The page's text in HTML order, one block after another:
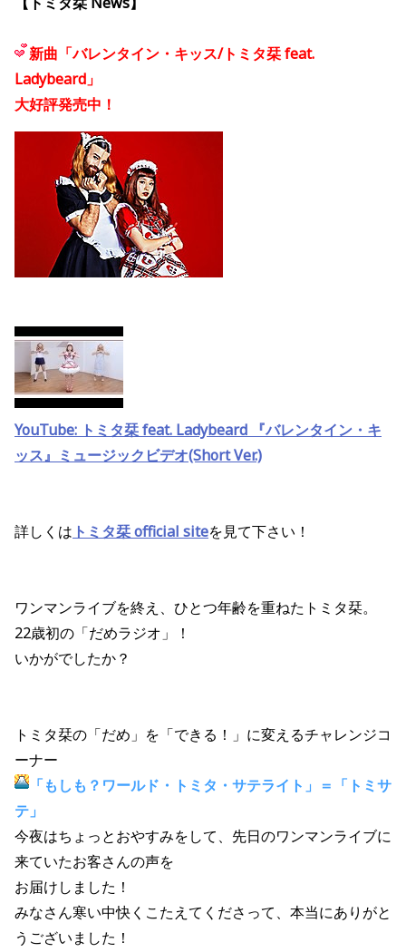
新曲「バレンタイン・キッス/トミタ栞 feat.
Ladybeard」
大好評発売中！
YouTube: トミタ栞 feat. Ladybeard 『バレンタイン・キ
ッス』ミュージックビデオ(Short Ver.)
詳しくは トミタ栞 official siteを見て下さい！
ワンマンライブを終え、ひとつ年齢を重ねたトミタ栞。
22歳初の「だめラジオ」！
いかがでしたか？
トミタ栞の「だめ」を「できる！」に変えるチャレンジコ
ーナー
「もしも？ワールド・トミタ・サテライト」＝「トミサ
テ」
今夜はちょっとおやすみをして、先日のワンマンライブに
来ていたお客さんの声を
お届けしました！
みなさん寒い中快くこたえてくださって、本当にありがと
うございました！